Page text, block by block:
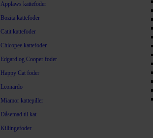
Applaws kattefoder
Bozita kattefoder
Catit kattefoder
Chicopee kattefoder
Edgard og Cooper foder
Happy Cat foder
Leonardo
Miamor kattepiller
Dåsemad til kat
Killingefoder